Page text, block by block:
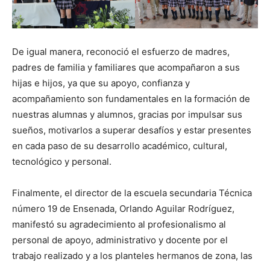
De igual manera, reconoció el esfuerzo de madres,
padres de familia y familiares que acompañaron a sus
hijas e hijos, ya que su apoyo, confianza y
acompañamiento son fundamentales en la formación de
nuestras alumnas y alumnos, gracias por impulsar sus
sueños, motivarlos a superar desafíos y estar presentes
en cada paso de su desarrollo académico, cultural,
tecnológico y personal.
Finalmente, el director de la escuela secundaria Técnica
número 19 de Ensenada, Orlando Aguilar Rodríguez,
manifestó su agradecimiento al profesionalismo al
personal de apoyo, administrativo y docente por el
trabajo realizado y a los planteles hermanos de zona, las